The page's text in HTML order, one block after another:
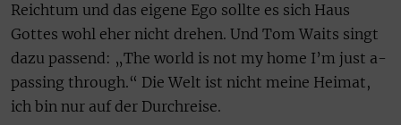
Reichtum und das eigene Ego sollte es sich Haus
Gottes wohl eher nicht drehen. Und Tom Waits singt
dazu passend: „The world is not my home I’m just a-
passing through.“ Die Welt ist nicht meine Heimat,
ich bin nur auf der Durchreise.